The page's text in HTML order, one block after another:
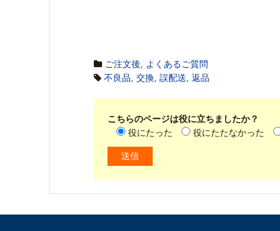
ご注文後, よくあるご質問
不良品, 交換, 誤配送, 返品
こちらのページは役に立ちましたか？
役にたった
役にたたなかった